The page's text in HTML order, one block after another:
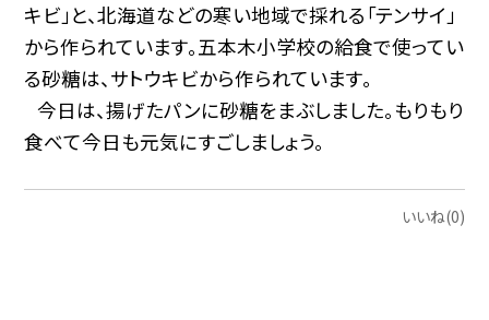
キビ」と、北海道などの寒い地域で採れる「テンサイ」
から作られています。五本木小学校の給食で使ってい
る砂糖は、サトウキビから作られています。
今日は、揚げたパンに砂糖をまぶしました。もりもり
食べて今日も元気にすごしましょう。
いいね(0)